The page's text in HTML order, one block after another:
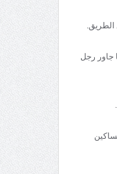
الطريق.
جاور رجل